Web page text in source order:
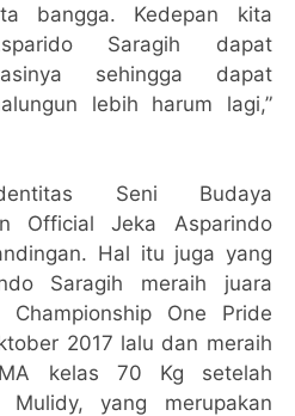
bangga. Kedepan kita
Saragih dapat
sehingga dapat
lebih harum lagi,”
Seni Budaya
Official Jeka Asparindo
Hal itu juga yang
Saragih meraih juara
One Pride
2017 lalu dan meraih
kelas 70 Kg setelah
Mulidy, yang merupakan